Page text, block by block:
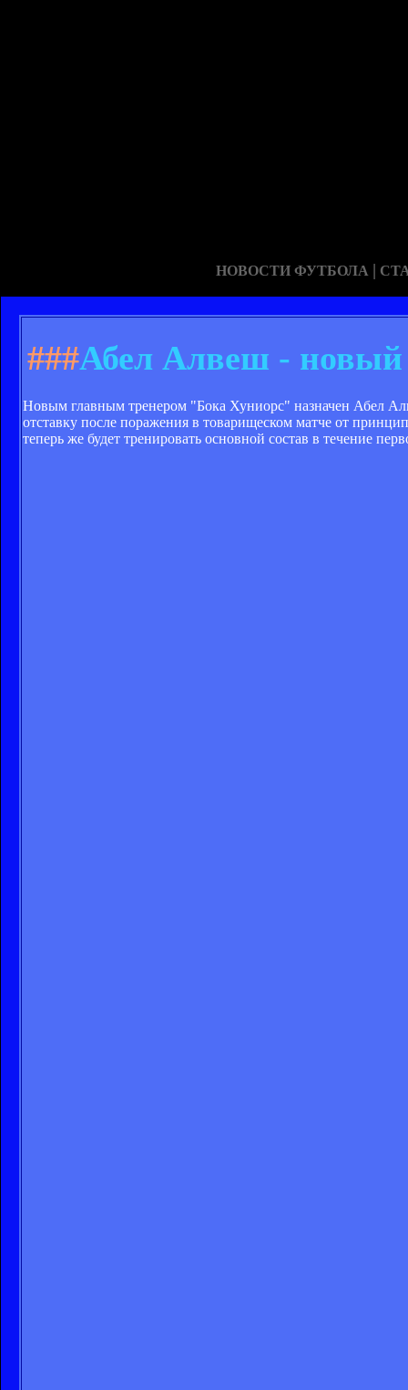
НОВОСТИ ФУТБОЛА |
###Абел Алвеш -
Новым главным тренером "Бока Хуниорс" назначен Абел
отставку после поражения в товарищеском матче от
теперь же будет тренировать основной состав в течение